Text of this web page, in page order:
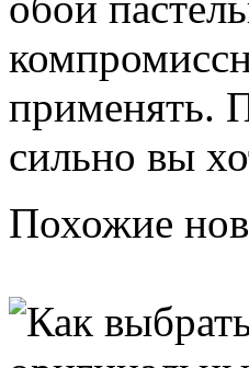
применять.
сильно вы
Похожие